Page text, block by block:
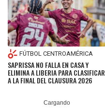
FÚTBOL CENTROAMÉRICA
SAPRISSA NO FALLA EN CASA Y
ELIMINA A LIBERIA PARA CLASIFICAR
A LA FINAL DEL CLAUSURA 2026